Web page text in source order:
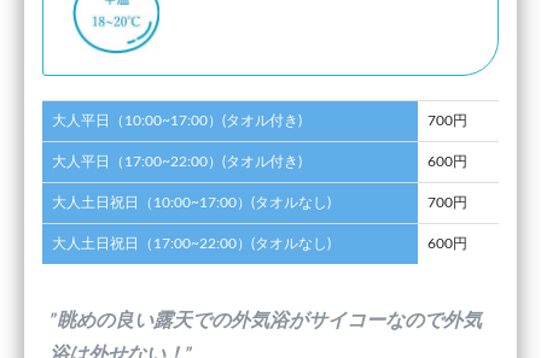
大人平日（10:00~17:00）(タオル付き) 700円
大人平日（17:00~22:00）(タオル付き) 600円
大人土日祝日（10:00~17:00）(タオルなし) 700円
大人土日祝日（17:00~22:00）(タオルなし) 600円
”眺めの良い露天での外気浴がサイコーなので外気
浴は外せない！”